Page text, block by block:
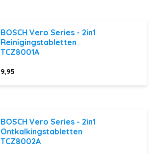
BOSCH Vero Series - 2in1
Reinigingstabletten
TCZ8001A
9,95
BOSCH Vero Series - 2in1
Ontkalkingstabletten
TCZ8002A